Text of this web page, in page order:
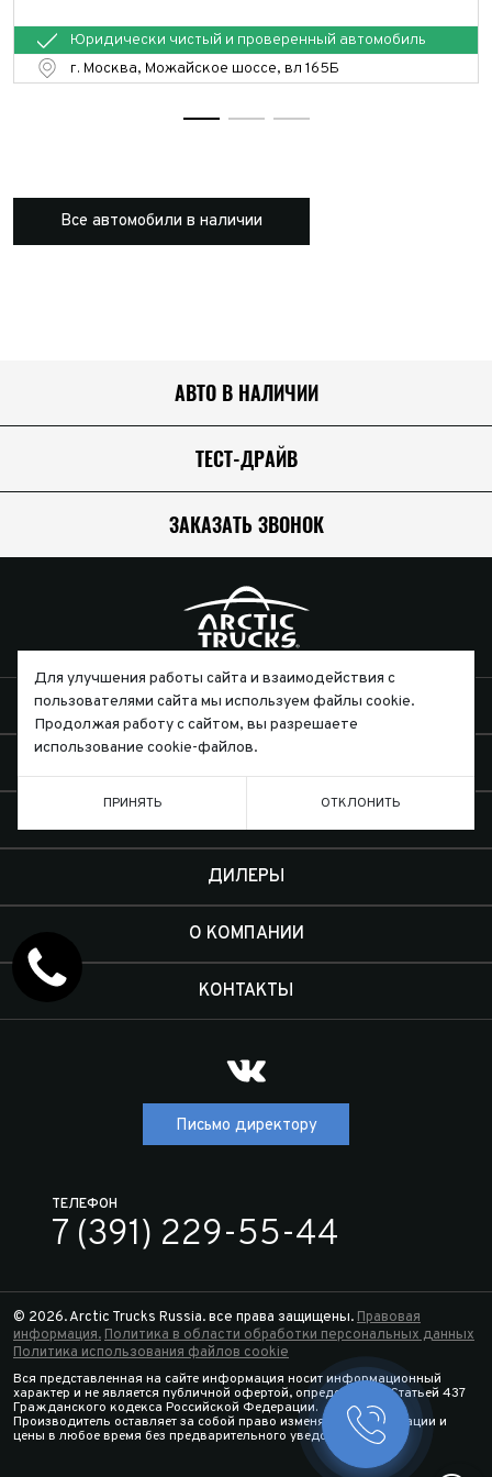
Юридически чистый и проверенный автомобиль
г. Москва, Можайское шоссе, вл 165Б
Все автомобили в наличии
АВТО В НАЛИЧИИ
ТЕСТ-ДРАЙВ
ЗАКАЗАТЬ ЗВОНОК
АВТОМОБИЛИ
КЛИЕНТАМ
ДИЛЕРЫ
О КОМПАНИИ
КОНТАКТЫ
Письмо директору
ТЕЛЕФОН
7 (391) 229-55-44
© 2026. Arctic Trucks Russia. все права защищены. Правовая
информация. Политика в области обработки персональных данных
Политика использования файлов cookie
Вся представленная на сайте информация носит информационный
характер и не является публичной офертой, определяемой Статьей 437
Гражданского кодекса Российской Федерации.
Производитель оставляет за собой право изменять спецификации и
цены в любое время без предварительного уведомления.
Заказать
Для улучшения работы сайта и взаимодействия с
пользователями сайта мы используем файлы cookie.
Продолжая работу с сайтом, вы разрешаете
использование cookie-файлов.
ПРИНЯТЬ ОТКЛОНИТЬ